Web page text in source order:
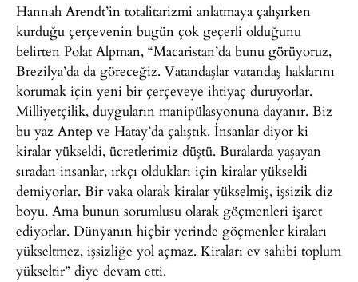
Hannah Arendt’in totalitarizmi anlatmaya çalışırken
kurduğu çerçevenin bugün çok geçerli olduğunu
belirten Polat Alpman, “Macaristan’da bunu görüyoruz,
Brezilya’da da göreceğiz. Vatandaşlar vatandaş haklarını
korumak için yeni bir çerçeveye ihtiyaç duruyorlar.
Milliyetçilik, duyguların manipülasyonuna dayanır. Biz
bu yaz Antep ve Hatay’da çalıştık. İnsanlar diyor ki
kiralar yükseldi, ücretlerimiz düştü. Buralarda yaşayan
sıradan insanlar, ırkçı oldukları için kiralar yükseldi
demiyorlar. Bir vaka olarak kiralar yükselmiş, işsizik diz
boyu. Ama bunun sorumlusu olarak göçmenleri işaret
ediyorlar. Dünyanın hiçbir yerinde göçmenler kiraları
yükseltmez, işsizliğe yol açmaz. Kiraları ev sahibi toplum
yükseltir” diye devam etti.